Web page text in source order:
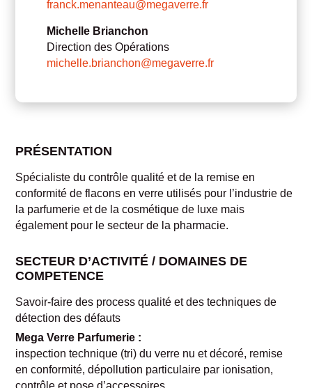
franck.menanteau@megaverre.fr
Michelle Brianchon
Direction des Opérations
michelle.brianchon@megaverre.fr
PRÉSENTATION
Spécialiste du contrôle qualité et de la remise en
conformité de flacons en verre utilisés pour l’industrie de
la parfumerie et de la cosmétique de luxe mais
également pour le secteur de la pharmacie.
SECTEUR D’ACTIVITÉ / DOMAINES DE
COMPETENCE
Savoir-faire des process qualité et des techniques de
détection des défauts
Mega Verre Parfumerie :
inspection technique (tri) du verre nu et décoré, remise
en conformité, dépollution particulaire par ionisation,
contrôle et pose d’accessoires